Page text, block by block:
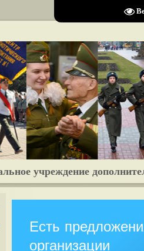
учреждение
Есть
организации